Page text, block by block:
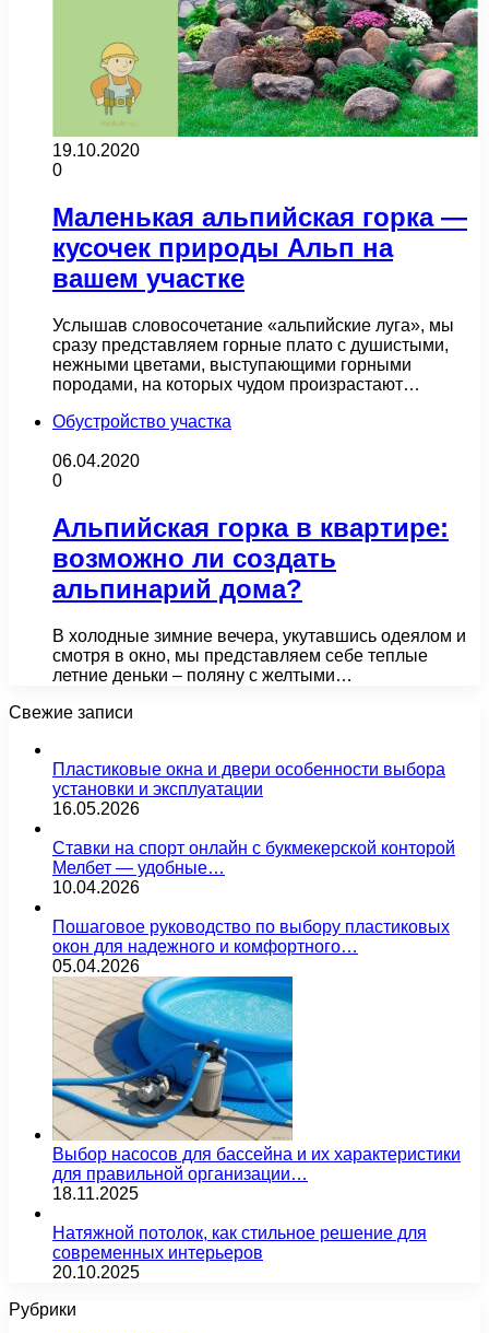
19.10.2020
0
Маленькая альпийская горка —
кусочек природы Альп на
вашем участке
Услышав словосочетание «альпийские луга», мы
сразу представляем горные плато с душистыми,
нежными цветами, выступающими горными
породами, на которых чудом произрастают…
Обустройство участка
06.04.2020
0
Альпийская горка в квартире:
возможно ли создать
альпинарий дома?
В холодные зимние вечера, укутавшись одеялом и
смотря в окно, мы представляем себе теплые
летние деньки – поляну с желтыми…
Свежие записи
Пластиковые окна и двери особенности выбора
установки и эксплуатации
16.05.2026
Ставки на спорт онлайн с букмекерской конторой
Мелбет — удобные…
10.04.2026
Пошаговое руководство по выбору пластиковых
окон для надежного и комфортного…
05.04.2026
Выбор насосов для бассейна и их характеристики
для правильной организации…
18.11.2025
Натяжной потолок, как стильное решение для
современных интерьеров
20.10.2025
Рубрики